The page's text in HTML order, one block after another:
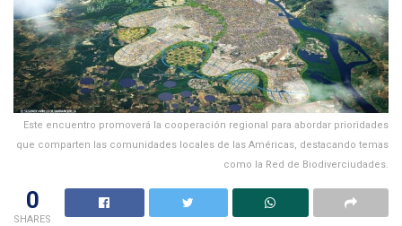
Este encuentro promoverá la cooperación regional para abordar prioridades
que comparten las comunidades locales de las Américas, destacando temas
como la Red de Biodiverciudades.
0
SHARES